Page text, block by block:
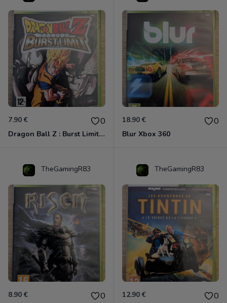
7.90 € 0
Dragon Ball Z : Burst Limit Xbox 360
18.90 € 0
Blur Xbox 360
TheGamingR83
8.90 € 0
TheGamingR83
12.90 € 0